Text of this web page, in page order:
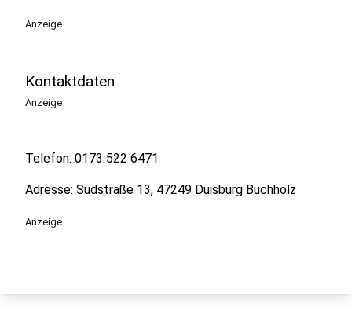
Anzeige
Kontaktdaten
Anzeige
Telefon: 0173 522 6471
Adresse: Südstraße 13, 47249 Duisburg Buchholz
Anzeige